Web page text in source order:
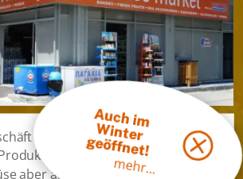
finden Sie eine grosse Auswahl
Haushaltswaren, frischem
aber auch örtlichen,
A
uch im
W
inter
geöffnet!
mehr...